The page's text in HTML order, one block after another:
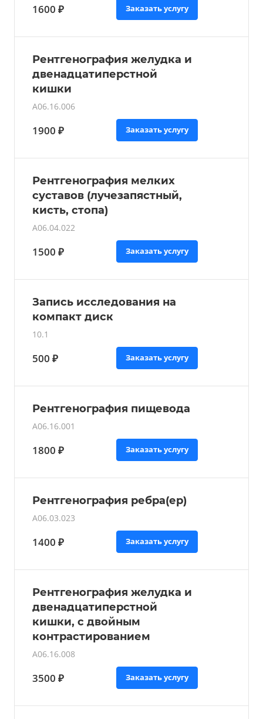
1600 ₽ Заказать услугу
Рентгенография желудка и
двенадцатиперстной
кишки
A06.16.006
1900 ₽ Заказать услугу
Рентгенография мелких
суставов (лучезапястный,
кисть, стопа)
A06.04.022
1500 ₽ Заказать услугу
Запись исследования на
компакт диск
10.1
500 ₽ Заказать услугу
Рентгенография пищевода
A06.16.001
1800 ₽ Заказать услугу
Рентгенография ребра(ер)
A06.03.023
1400 ₽ Заказать услугу
Рентгенография желудка и
двенадцатиперстной
кишки, с двойным
контрастированием
A06.16.008
3500 ₽ Заказать услугу